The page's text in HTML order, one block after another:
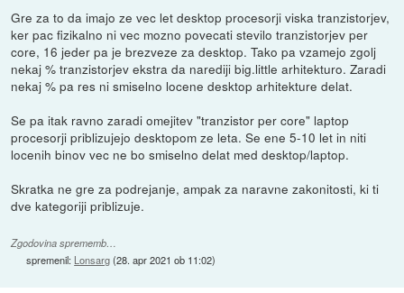
Gre za to da imajo ze vec let desktop procesorji viska tranzistorjev,
ker pac fizikalno ni vec mozno povecati stevilo tranzistorjev per
core, 16 jeder pa je brezveze za desktop. Tako pa vzamejo zgolj
nekaj % tranzistorjev ekstra da narediji big.little arhitekturo. Zaradi
nekaj % pa res ni smiselno locene desktop arhitekture delat.
Se pa itak ravno zaradi omejitev "tranzistor per core" laptop
procesorji priblizujejo desktopom ze leta. Se ene 5-10 let in niti
locenih binov vec ne bo smiselno delat med desktop/laptop.
Skratka ne gre za podrejanje, ampak za naravne zakonitosti, ki ti
dve kategoriji priblizuje.
Zgodovina sprememb…
spremenil: Lonsarg(28. apr 2021 ob 11:02)